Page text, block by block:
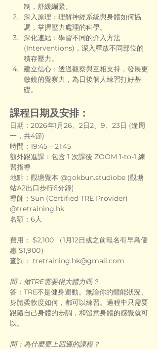
制，舒緩繃緊。
深入原理：理解神經系統與身體如何協
調，掌握壓力處理的科學。
深化連結：學習不同的介入方法
(Interventions)，深入釋放不同部位的
積存壓力。
建立信心：透過觀察與互相支持，發展更
敏銳的覺察力，為日後個人練習打好基
礎。
課程日期及安排：
日期：2026年1月26、2日2、9、23日 (逢周
一，共4節)
時間：19:45 – 21:45
額外跟進課：包含 1 次課後 ZOOM 1-to-1 練
習指導
地點：觀塘覺本 @gokbun.studiobe (觀塘
站A2出口步行6分鐘)
導師：Sun (Certified TRE Provider)
@tretraining.hk
名額：6人
費用： $2,100 （1月12日或之前報名有早鳥優
惠 $1,900）
查詢： tretraining.hk@gmail.com
問：做TRE需要很大體力嗎？
答：TRE不是健身運動。無論你的體能狀況、
身體柔軟度如何，都可以練習。過程中只需要
跟隨自己身體的步調，和留意身體的感覺就可
以。
問：為什麼要上四週的課程？